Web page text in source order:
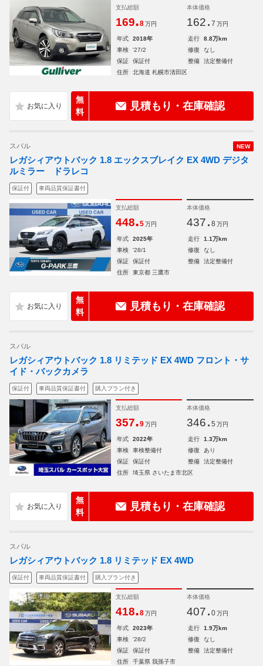
支払総額
169.8 万円
本体価格
162. 7 万円
年式 2018年 走行
8.8万km
車検
'27/2 修復
なし
保証
保証付 整備
法定整備付
住所
北海道 札幌市清田区
無
料
見積もり・在庫確認
NEW
スバル
レガシィアウトバック 1.8 エックスブレイク EX 4WD デジタ
ルミラー ドラレコ
保証付 車両品質保証書付
支払総額
448.5 万円
本体価格
437. 8 万円
年式 2025年 走行
1.1万km
車検
'28/1 修復
なし
保証
保証付 整備
法定整備付
住所
東京都 三鷹市
無
料
見積もり・在庫確認
スバル
レガシィアウトバック 1.8 リミテッド EX 4WD フロント・サ
イド・バックカメラ
保証付 車両品質保証書付 購入プラン付き
支払総額
357.9 万円
本体価格
346. 5 万円
年式 2022年 走行
1.3万km
車検
車検整備付 修復
あり
保証
保証付 整備
法定整備付
住所
埼玉県 さいたま市北区
無
料
見積もり・在庫確認
スバル
レガシィアウトバック 1.8 リミテッド EX 4WD
保証付 車両品質保証書付 購入プラン付き
支払総額
418.8 万円
本体価格
407. 0 万円
年式 2023年 走行
1.9万km
車検
'28/2 修復
なし
保証
保証付 整備
法定整備付
住所
千葉県 我孫子市